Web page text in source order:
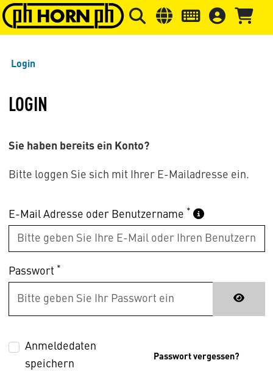
Springe zu Hauptinhalt Springe zum Header Springe
Login
LOGIN
Sie haben bereits ein Konto?
Bitte loggen Sie sich mit Ihrer E-Mailadresse ein.
E-Mail Adresse oder Benutzername *
Passwort *
Anmeldedaten
speichern
Passwort vergessen?